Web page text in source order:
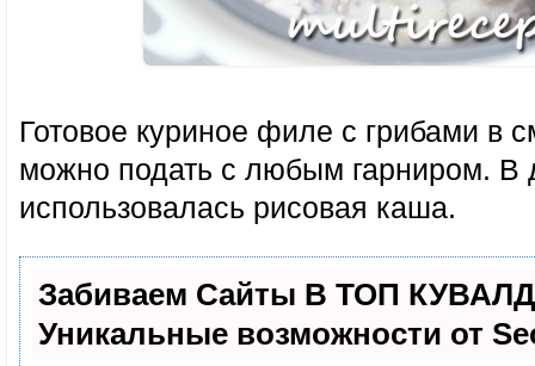
Готовое куриное филе с грибами в
можно подать с любым гарниром. В
использовалась рисовая каша.
Забиваем Сайты В ТОП
Уникальные возможности от